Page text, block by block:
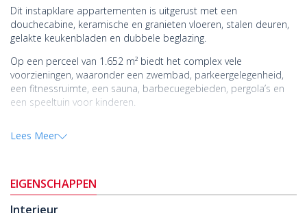
Dit instapklare appartementen is uitgerust met een
douchecabine, keramische en granieten vloeren, stalen deuren,
gelakte keukenbladen en dubbele beglazing.
Op een perceel van 1.652 m² biedt het complex vele
voorzieningen, waaronder een zwembad, parkeergelegenheid,
een fitnessruimte, een sauna, barbecuegebieden, pergola’s en
een speeltuin voor kinderen.
bekende mediterrane vakantiebestemming met een levendige
Hetvastgoed te koop in Alanya
dagelijkse benodigdheden. Het is ook 50 m van het ziekenhuis,
Lees Meer
EIGENSCHAPPEN
Interieur